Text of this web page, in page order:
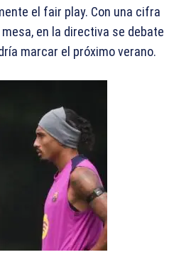
el fair play. Con una cifra
en la directiva se debate
marcar el próximo verano.